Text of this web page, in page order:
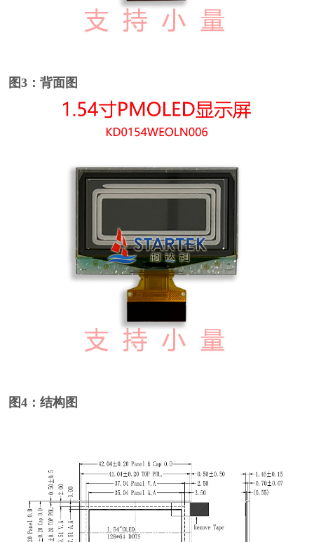
图3：背面图
图4：结构图